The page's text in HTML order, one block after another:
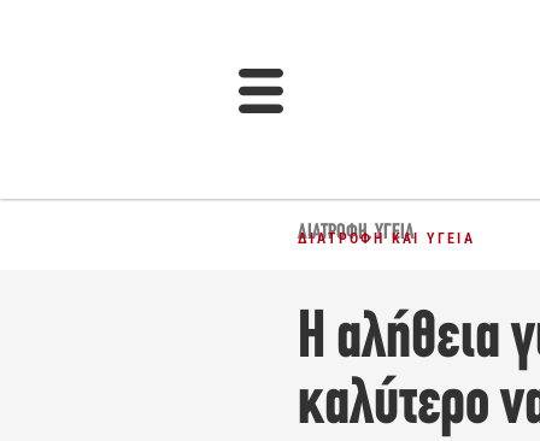
ΔΙΑΤΡΟΦΉ,ΥΓΕΊΑ
ΔΙΑΤΡΟΦΉ ΚΑΙ ΥΓΕΊΑ
Η αλήθεια
καλύτερο